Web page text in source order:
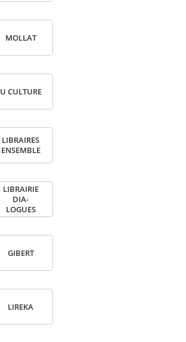
MOL­LAT
U CULTURE
LIBRAIRES
ENSEMBLE
LIBRAI­RIE
DIA­
LOGUES
GIBERT
LIREKA